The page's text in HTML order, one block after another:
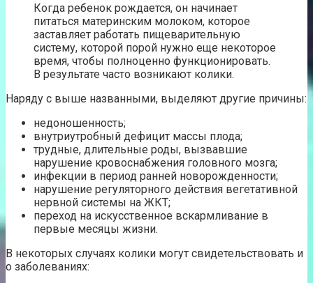
Когда ребенок рождается, он начинает
питаться материнским молоком, которое
заставляет работать пищеварительную
систему, которой порой нужно еще некоторое
время, чтобы полноценно функционировать.
В результате часто возникают колики.
Наряду с выше названными, выделяют другие причины:
недоношенность;
внутриутробный дефицит массы плода;
трудные, длительные роды, вызвавшие
нарушение кровоснабжения головного мозга;
инфекции в период ранней новорожденности;
нарушение регуляторного действия вегетативной
нервной системы на ЖКТ;
переход на искусственное вскармливание в
первые месяцы жизни.
В некоторых случаях колики могут свидетельствовать и
о заболеваниях: